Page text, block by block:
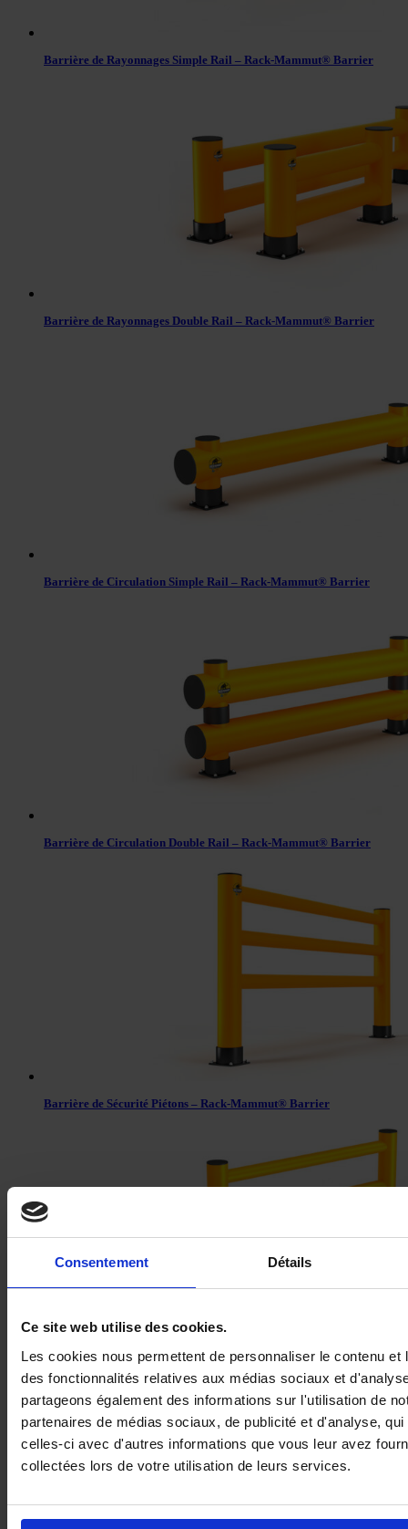
Consentement Détails
Ce site web utilise des cookies.
Les cookies nous permettent de personnaliser le contenu et
des fonctionnalités relatives aux médias sociaux et
partageons également des informations sur l'utilisation de
partenaires de médias sociaux, de publicité et d'analyse,
celles-ci avec d'autres informations que vous leur avez
collectées lors de votre utilisation de leurs services.
Barrière de Rayonnages Simple Rail – Rack-Mammut® Barrier
Barrière de Rayonnages Double Rail – Rack-Mammut® Barrier
Barrière de Circulation Simple Rail – Rack-Mammut® Barrier
Barrière de Circulation Double Rail – Rack-Mammut® Barrier
Barrière de Sécurité Piétons – Rack-Mammut® Barrier
Barrière de Sécurité Piétons Simple Pare-Chocs – Rack-Mammut®
Barrier